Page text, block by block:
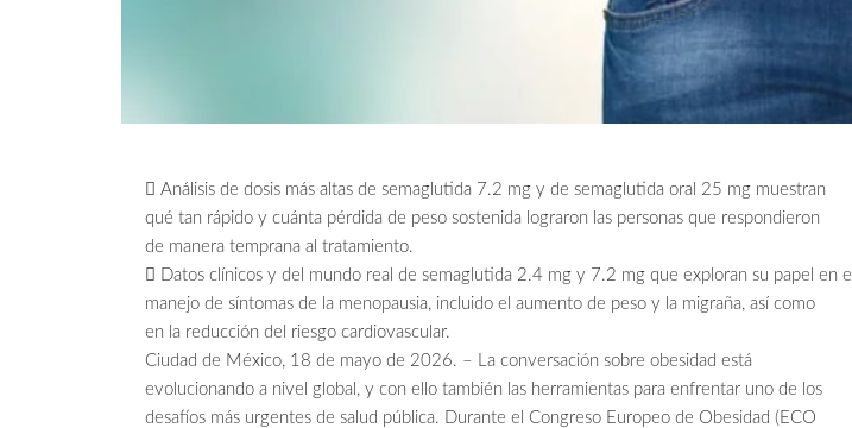
 Análisis de dosis más altas de semaglutida 7.2 mg y de semaglutida oral 25 mg muestran
qué tan rápido y cuánta pérdida de peso sostenida lograron las personas que respondieron
de manera temprana al tratamiento.
 Datos clínicos y del mundo real de semaglutida 2.4 mg y 7.2 mg que exploran su papel en el
manejo de síntomas de la menopausia, incluido el aumento de peso y la migraña, así como
en la reducción del riesgo cardiovascular.
Ciudad de México, 18 de mayo de 2026. – La conversación sobre obesidad está
evolucionando a nivel global, y con ello también las herramientas para enfrentar uno de los
desafíos más urgentes de salud pública. Durante el Congreso Europeo de Obesidad (ECO